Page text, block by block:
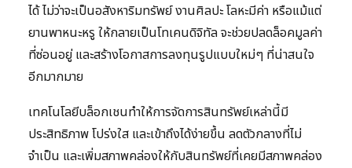
ได้ ไม่ว่าจะเป็นอสังหาริมทรัพย์ งานศิลปะ โลหะมีค่า หรือแม้แต่
ยานพาหนะหรู ให้กลายเป็นโทเคนดิจิทัล จะช่วยปลดล็อคมูลค่า
ที่ซ่อนอยู่ และสร้างโอกาสการลงทุนรูปแบบใหม่ๆ ที่น่าสนใจ
อีกมากมาย
เทคโนโลยีบล็อกเชนทำให้การจัดการสินทรัพย์เหล่านี้มี
ประสิทธิภาพ โปร่งใส และเข้าถึงได้ง่ายขึ้น ลดตัวกลางที่ไม่
จำเป็น และเพิ่มสภาพคล่องให้กับสินทรัพย์ที่เคยมีสภาพคล่อง